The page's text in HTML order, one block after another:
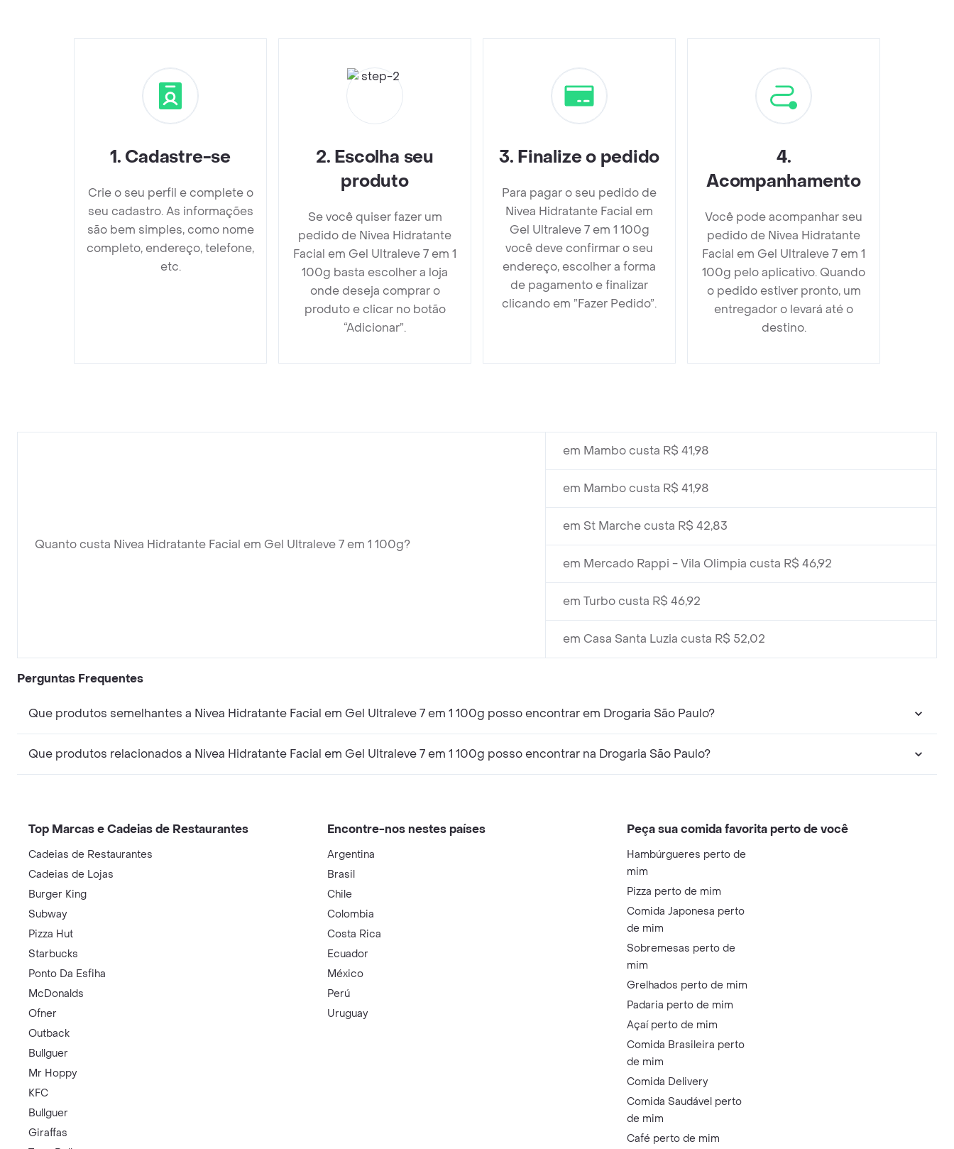
1. Cadastre-se
Crie o seu perfil e complete o
seu cadastro. As informações
são bem simples, como nome
completo, endereço, telefone,
etc.
2. Escolha seu
produto
Se você quiser fazer um
pedido de Nivea Hidratante
Facial em Gel Ultraleve 7 em 1
100g basta escolher a loja
onde deseja comprar o
produto e clicar no botão
“Adicionar”.
3. Finalize o pedido
Para pagar o seu pedido de
Nivea Hidratante Facial em
Gel Ultraleve 7 em 1 100g
você deve confirmar o seu
endereço, escolher a forma
de pagamento e finalizar
clicando em ”Fazer Pedido”.
4.
Acompanhamento
Você pode acompanhar seu
pedido de Nivea Hidratante
Facial em Gel Ultraleve 7 em 1
100g pelo aplicativo. Quando
o pedido estiver pronto, um
entregador o levará até o
destino.
Quanto custa Nivea Hidratante Facial em Gel Ultraleve 7 em 1 100g?
em Mambo custa R$ 41,98
em Mambo custa R$ 41,98
em St Marche custa R$ 42,83
em Mercado Rappi - Vila Olimpia custa R$ 46,92
em Turbo custa R$ 46,92
em Casa Santa Luzia custa R$ 52,02
Perguntas Frequentes
Que produtos semelhantes a Nivea Hidratante Facial em Gel Ultraleve 7 em 1 100g posso encontrar em Drogaria São Paulo?
Que produtos relacionados a Nivea Hidratante Facial em Gel Ultraleve 7 em 1 100g posso encontrar na Drogaria São Paulo?
Top Marcas e Cadeias de Restaurantes
Cadeias de Restaurantes
Cadeias de Lojas
Burger King
Subway
Pizza Hut
Starbucks
Ponto Da Esfiha
McDonalds
Ofner
Outback
Bullguer
Mr Hoppy
KFC
Bullguer
Giraffas
Encontre-nos nestes países
Argentina
Brasil
Chile
Colombia
Costa Rica
Ecuador
México
Perú
Uruguay
Peça sua comida favorita perto de você
Hambúrgueres perto de
mim
Pizza perto de mim
Comida Japonesa perto
de mim
Sobremesas perto de
mim
Grelhados perto de mim
Padaria perto de mim
Açaí perto de mim
Comida Brasileira perto
de mim
Comida Delivery
Comida Saudável perto
de mim
Café perto de mim